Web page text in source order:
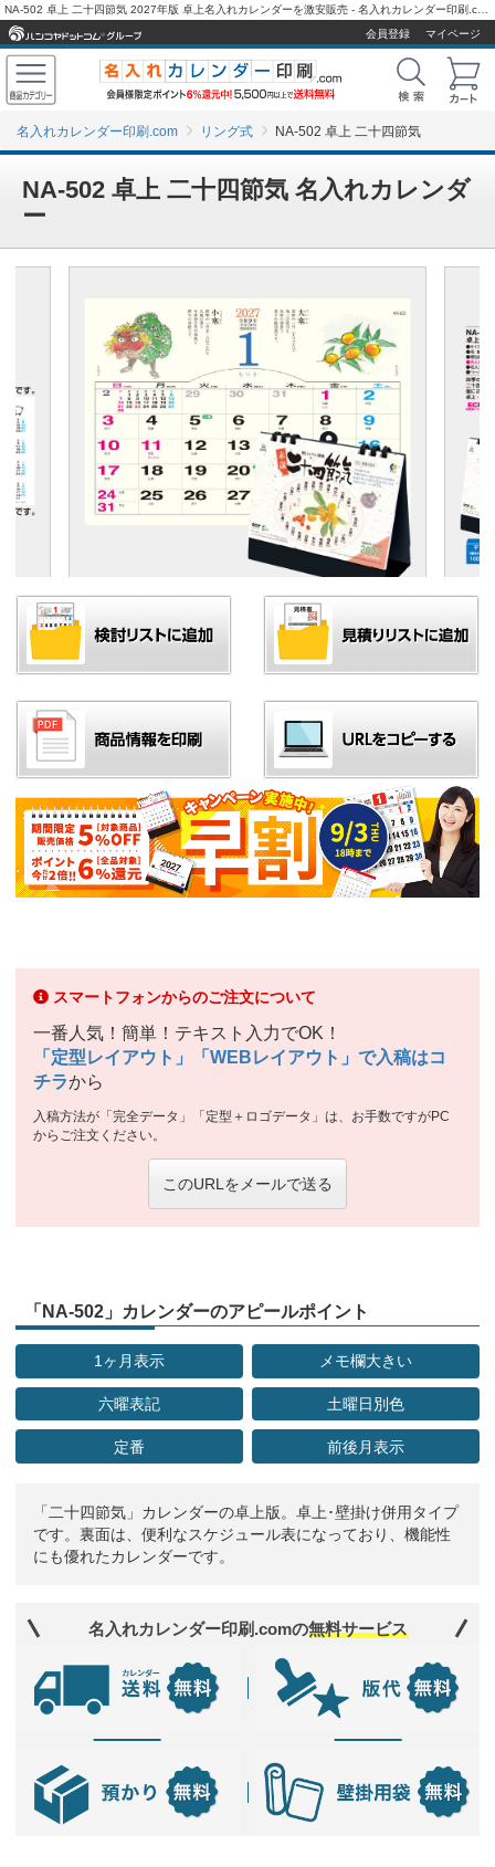
会員登録
マイページ
名入れカレンダー印刷.com リング式 NA-502 卓上 二十四節気
NA-502 卓上 二十四節気 名入れカレンダ
ー
スマートフォンからのご注文について
一番人気！簡単！テキスト入力でOK！
「定型レイアウト」「WEBレイアウト」で入稿はコ
チラから
入稿方法が「完全データ」「定型＋ロゴデータ」は、お手数ですがPC
からご注文ください。
このURLをメールで送る
「NA-502」カレンダーのアピールポイント
1ヶ月表示 メモ欄大きい
六曜表記 土曜日別色
定番 前後月表示
「二十四節気」カレンダーの卓上版。卓上･壁掛け併用タイプ
です。裏面は、便利なスケジュール表になっており、機能性
にも優れたカレンダーです。
名入れカレンダー印刷.comの無料サービス